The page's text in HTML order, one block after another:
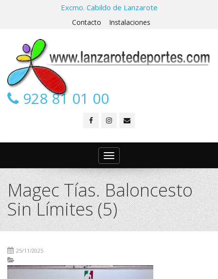
Excmo. Cabildo de Lanzarote
Contacto Instalaciones
928 81 01 00
Toggle
navigation
Magec Tías. Baloncesto
Sin Límites (5)
25/11/2025